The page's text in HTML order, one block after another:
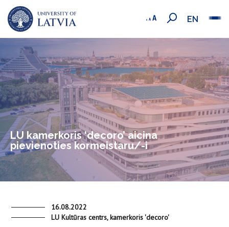
EN
LU kamerkoris ‘decoro’ aicina
pievienoties kormeistaru/-i
16.08.2022
LU Kultūras centrs, kamerkoris 'decoro'